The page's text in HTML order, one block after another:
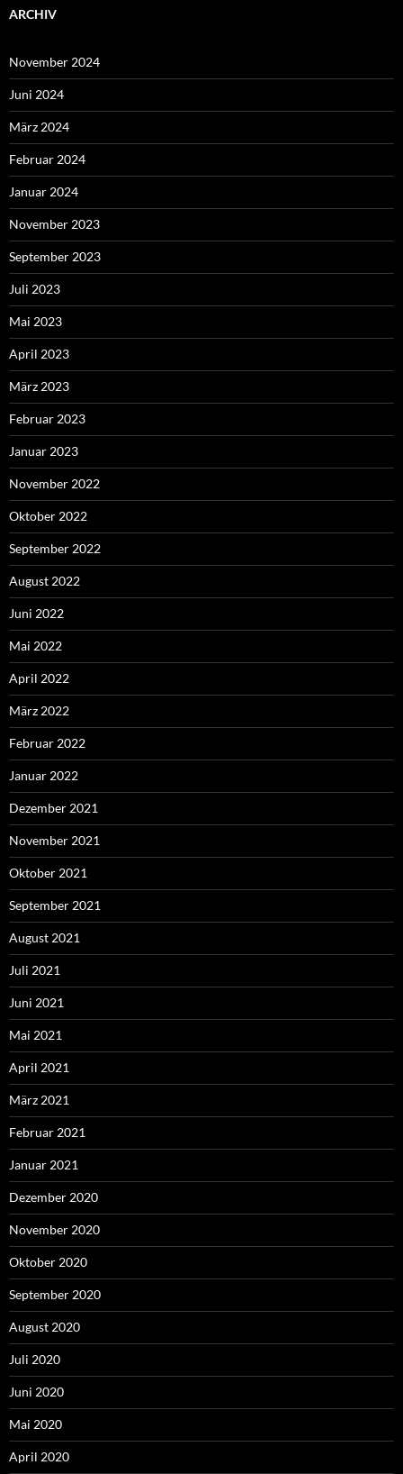
ARCHIV
November 2024
Juni 2024
März 2024
Februar 2024
Januar 2024
November 2023
September 2023
Juli 2023
Mai 2023
April 2023
März 2023
Februar 2023
Januar 2023
November 2022
Oktober 2022
September 2022
August 2022
Juni 2022
Mai 2022
April 2022
März 2022
Februar 2022
Januar 2022
Dezember 2021
November 2021
Oktober 2021
September 2021
August 2021
Juli 2021
Juni 2021
Mai 2021
April 2021
März 2021
Februar 2021
Januar 2021
Dezember 2020
November 2020
Oktober 2020
September 2020
August 2020
Juli 2020
Juni 2020
Mai 2020
April 2020